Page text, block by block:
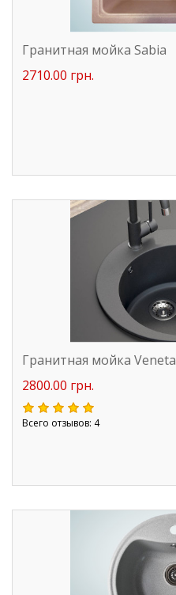
Гранитная мойка Sabia
2710.00 грн.
Гранитная мойка Veneta
2800.00 грн.
Всего отзывов: 4